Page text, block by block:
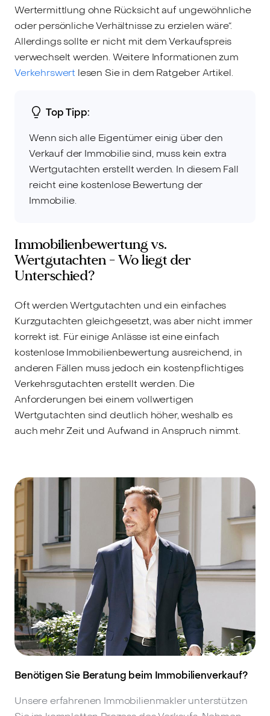
Wertermittlung ohne Rücksicht auf ungewöhnliche
oder persönliche Verhältnisse zu erzielen wäre“.
Allerdings sollte er nicht mit dem Verkaufspreis
verwechselt werden. Weitere Informationen zum
Verkehrswert lesen Sie in dem Ratgeber Artikel.
Top Tipp:
Wenn sich alle Eigentümer einig über den
Verkauf der Immobilie sind, muss kein extra
Wertgutachten erstellt werden. In diesem Fall
reicht eine kostenlose Bewertung der
Immobilie.
Immobilienbewertung vs.
Wertgutachten - Wo liegt der
Unterschied?
Oft werden Wertgutachten und ein einfaches
Kurzgutachten gleichgesetzt, was aber nicht immer
korrekt ist. Für einige Anlässe ist eine einfach
kostenlose Immobilienbewertung ausreichend, in
anderen Fällen muss jedoch ein kostenpflichtiges
Verkehrsgutachten erstellt werden. Die
Anforderungen bei einem vollwertigen
Wertgutachten sind deutlich höher, weshalb es
auch mehr Zeit und Aufwand in Anspruch nimmt.
Benötigen Sie Beratung beim Immobilienverkauf?
Unsere erfahrenen Immobilienmakler unterstützen